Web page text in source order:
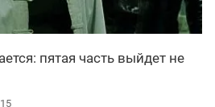
пятая часть выйдет не